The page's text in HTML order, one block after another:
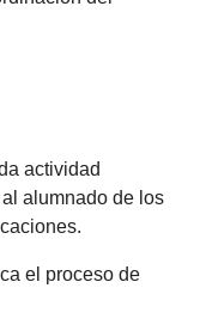
actividad
alumnado de los
el proceso de